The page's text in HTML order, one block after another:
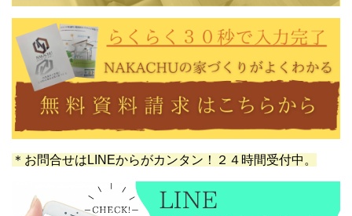
＊お問合せはLINEからがカンタン！２４時間受付中。